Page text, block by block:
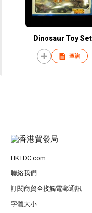
Dinosaur Toy Set
查詢
HKTDC.com
聯絡我們
訂閱商貿全接觸電郵通訊
字體大小